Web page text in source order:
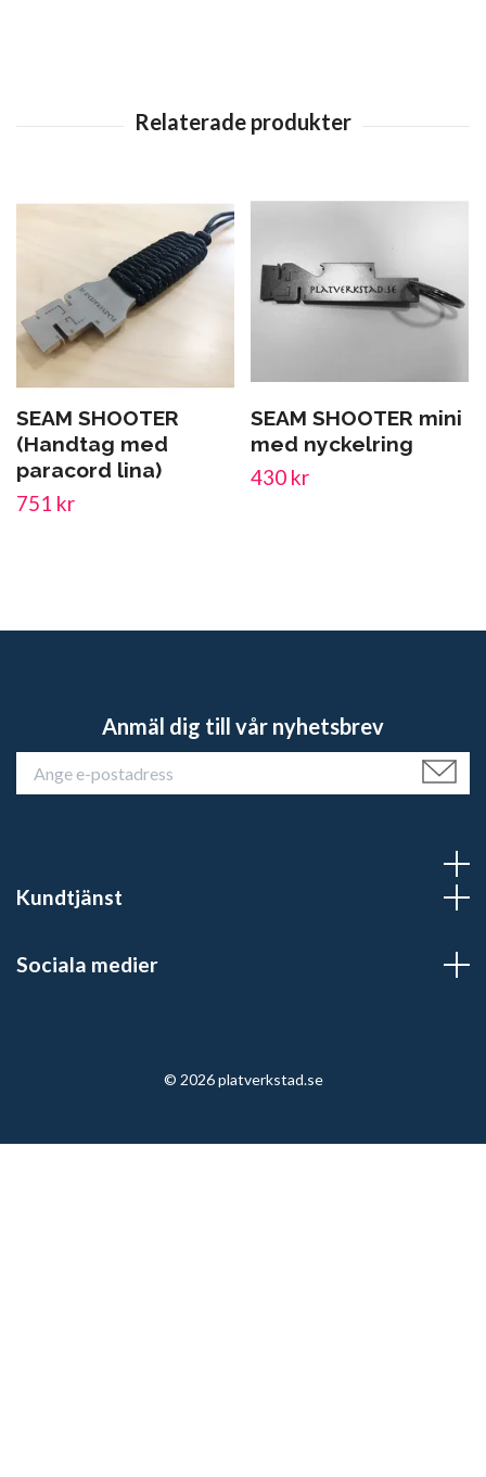
SEAM SHOOTER
(Handtag med
paracord lina)
751 kr
SEAM SHOOTER mini
med nyckelring
430 kr
Anmäl dig till vår nyhetsbrev
Kundtjänst
Sociala medier
© 2026 platverkstad.se